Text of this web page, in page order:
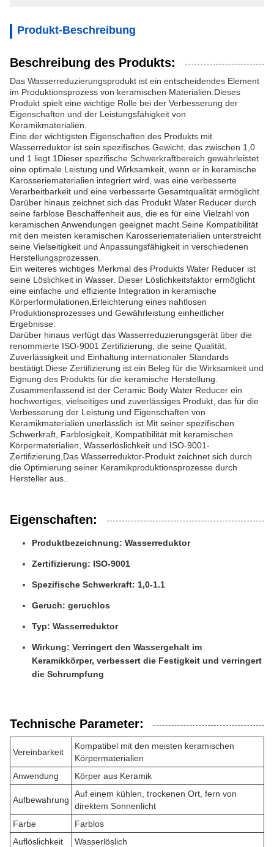
Produkt-Beschreibung
Beschreibung des Produkts:
Das Wasserreduzierungsprodukt ist ein entscheidendes Element
im Produktionsprozess von keramischen Materialien.Dieses
Produkt spielt eine wichtige Rolle bei der Verbesserung der
Eigenschaften und der Leistungsfähigkeit von
Keramikmaterialien.
Eine der wichtigsten Eigenschaften des Produkts mit
Wasserreduktor ist sein spezifisches Gewicht, das zwischen 1,0
und 1 liegt.1Dieser spezifische Schwerkraftbereich gewährleistet
eine optimale Leistung und Wirksamkeit, wenn er in keramische
Karosseriematerialien integriert wird, was eine verbesserte
Verarbeitbarkeit und eine verbesserte Gesamtqualität ermöglicht.
Darüber hinaus zeichnet sich das Produkt Water Reducer durch
seine farblose Beschaffenheit aus, die es für eine Vielzahl von
keramischen Anwendungen geeignet macht.Seine Kompatibilität
mit den meisten keramischen Karosseriematerialien unterstreicht
seine Vielseitigkeit und Anpassungsfähigkeit in verschiedenen
Herstellungsprozessen.
Ein weiteres wichtiges Merkmal des Produkts Water Reducer ist
seine Löslichkeit in Wasser. Dieser Löslichkeitsfaktor ermöglicht
eine einfache und effiziente Integration in keramische
Körperformulationen,Erleichterung eines nahtlosen
Produktionsprozesses und Gewährleistung einheitlicher
Ergebnisse.
Darüber hinaus verfügt das Wasserreduzierungsgerät über die
renommierte ISO-9001 Zertifizierung, die seine Qualität,
Zuverlässigkeit und Einhaltung internationaler Standards
bestätigt.Diese Zertifizierung ist ein Beleg für die Wirksamkeit und
Eignung des Produkts für die keramische Herstellung.
Zusammenfassend ist der Ceramic Body Water Reducer ein
hochwertiges, vielseitiges und zuverlässiges Produkt, das für die
Verbesserung der Leistung und Eigenschaften von
Keramikmaterialien unerlässlich ist.Mit seiner spezifischen
Schwerkraft, Farblosigkeit, Kompatibilität mit keramischen
Körpermaterialien, Wasserlöslichkeit und ISO-9001-
Zertifizierung,Das Wasserreduktor-Produkt zeichnet sich durch
die Optimierung seiner Keramikproduktionsprozesse durch
Hersteller aus..
Eigenschaften:
Produktbezeichnung: Wasserreduktor
Zertifizierung: ISO-9001
Spezifische Schwerkraft: 1,0-1.1
Geruch: geruchlos
Typ: Wasserreduktor
Wirkung: Verringert den Wassergehalt im
Keramikkörper, verbessert die Festigkeit und verringert
die Schrumpfung
Technische Parameter:
Vereinbarkeit
Kompatibel mit den meisten keramischen
Körpermaterialien
Anwendung
Körper aus Keramik
Aufbewahrung
Auf einem kühlen, trockenen Ort, fern von
direktem Sonnenlicht
Farbe
Farblos
Auflöslichkeit
Wasserlöslich